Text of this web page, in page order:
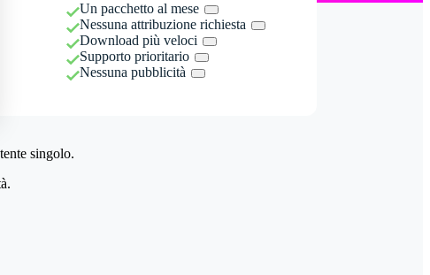
Un pacchetto al mese
Nessuna attribuzione richiesta
Download più veloci
Supporto prioritario
Nessuna pubblicità
singolo.